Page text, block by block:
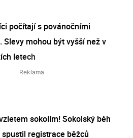
počítají s povánočními
Slevy mohou být vyšší než v
letech
sokolím! Sokolský běh
registrace běžců